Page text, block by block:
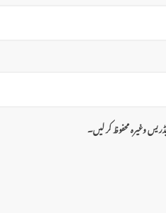
وغیرہ محفوظ کر لیں۔